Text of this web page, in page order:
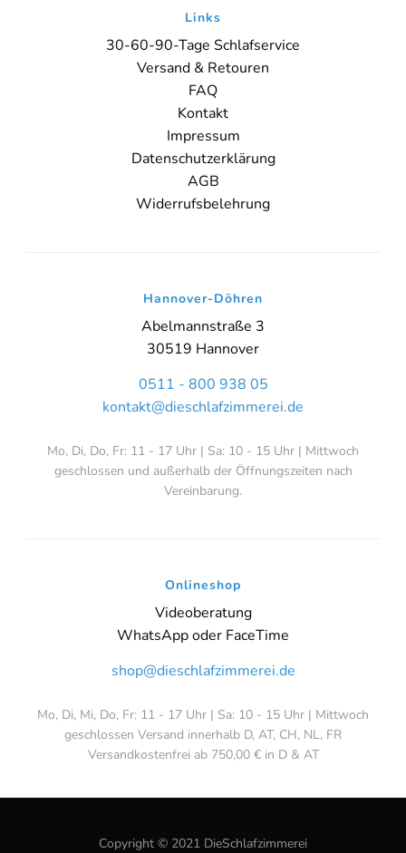
Sie sehen gerade einen Platzhalterinhalt von
auf den eigentlichen Inhalt zuzugreifen, klicken Sie auf den Button
unten. Bitte beachten Sie, dass dabei Daten an Drittanbieter
weitergegeben werden.
Inhalt entsperren
Weitere Informationen
'
Links
30-60-90-Tage Schlafservice
Versand & Retouren
FAQ
Kontakt
Impressum
Datenschutzerklärung
AGB
Widerrufsbelehrung
Hannover-Döhren
Abelmannstraße 3
30519 Hannover
0511 - 800 938 05
kontakt@dieschlafzimmerei.de
Mo, Di, Do, Fr: 11 - 17 Uhr | Sa: 10 - 15 Uhr | Mittwoch
geschlossen und außerhalb der Öffnungszeiten nach
Vereinbarung.
Onlineshop
Videoberatung
WhatsApp oder FaceTime
shop@dieschlafzimmerei.de
Mo, Di, Mi, Do, Fr: 11 - 17 Uhr | Sa: 10 - 15 Uhr | Mittwoch
geschlossen Versand innerhalb D, AT, CH, NL, FR
Versandkostenfrei ab 750,00 € in D & AT
Copyright © 2021 DieSchlafzimmerei